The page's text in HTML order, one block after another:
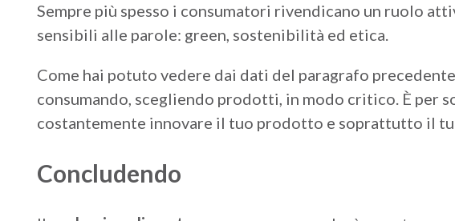
Sempre più spesso i consumatori rivendicano un ruolo
sensibili alle parole: green, sostenibilità ed etica.
Come hai potuto vedere dai dati del paragrafo
consumando, scegliendo prodotti, in modo critico. È per
costantemente innovare il tuo prodotto e soprattutto il
Concludendo